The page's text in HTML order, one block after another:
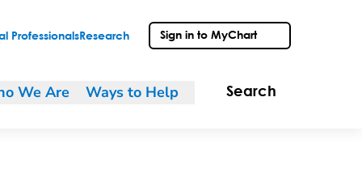
Professionals Research Sign in to MyChart
We Are Ways to Help Search